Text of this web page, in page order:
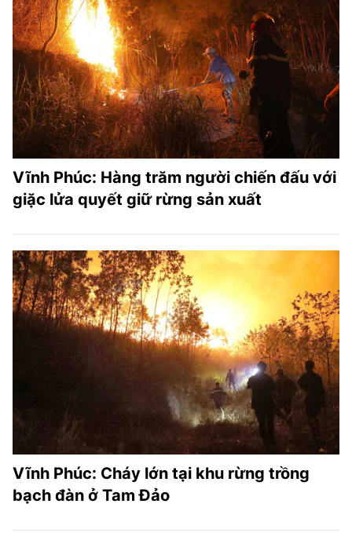
Vĩnh Phúc: Hàng trăm người chiến đấu với
giặc lửa quyết giữ rừng sản xuất
Vĩnh Phúc: Cháy lớn tại khu rừng trồng
bạch đàn ở Tam Đảo